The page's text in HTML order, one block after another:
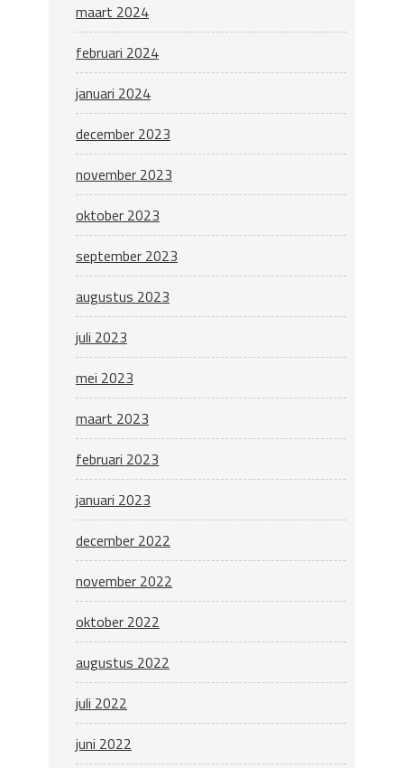
maart 2024
februari 2024
januari 2024
december 2023
november 2023
oktober 2023
september 2023
augustus 2023
juli 2023
mei 2023
maart 2023
februari 2023
januari 2023
december 2022
november 2022
oktober 2022
augustus 2022
juli 2022
juni 2022